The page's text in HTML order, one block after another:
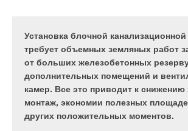
Установка блочной
требует объемных земляных работ
от больших железобетонных
дополнительных помещений и
камер. Все это приводит к снижению
монтаж, экономии полезных
других положительных моментов.
также описание интересных, но еще
реализованных проектов в Украине
Швейцария
предполагаемые достоинства и
внедрения низкотемпературных
теплоснабжения. Теплоснабжение в
настоящий момент обеспечивают
более 190 тыс. котельных и 600 тыс.
индивидуальных теплогенераторов